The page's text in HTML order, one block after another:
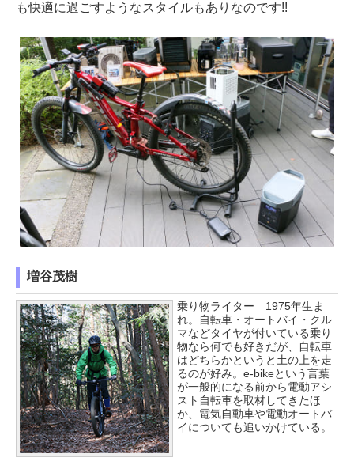
も快適に過ごすようなスタイルもありなのです!!
増谷茂樹
乗り物ライター 1975年生ま
れ。自転車・オートバイ・クル
マなどタイヤが付いている乗り
物なら何でも好きだが、自転車
はどちらかというと土の上を走
るのが好み。e-bikeという言葉
が一般的になる前から電動アシ
スト自転車を取材してきたほ
か、電気自動車や電動オートバ
イについても追いかけている。